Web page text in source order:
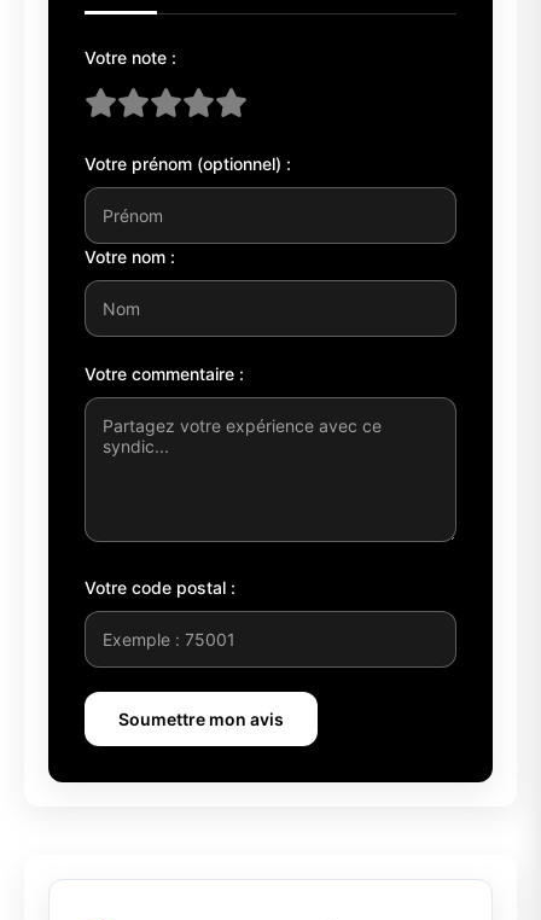
Votre note :
Votre prénom (optionnel) :
Votre nom :
Votre commentaire :
Votre code postal :
Soumettre mon avis